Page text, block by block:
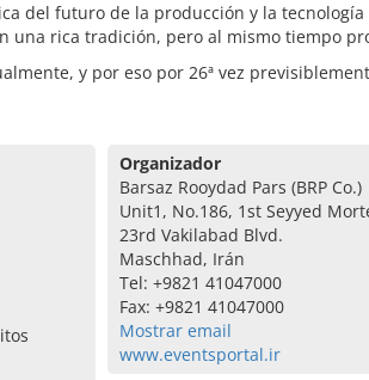
del futuro de la producción y la tecnología
una rica tradición, pero al mismo tiempo
y por eso por 26ª vez
Organizador
Barsaz Rooydad Pars (BRP Co.)
Unit1, No.186, 1st Seyyed
23rd Vakilabad Blvd.
Maschhad, Irán
Tel: +9821 41047000
Fax: +9821 41047000
Mostrar email
www.eventsportal.ir